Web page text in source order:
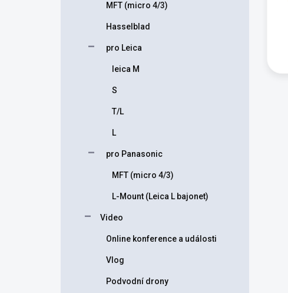
MFT (micro 4/3)
Hasselblad
pro Leica
leica M
S
T/L
L
pro Panasonic
MFT (micro 4/3)
L-Mount (Leica L bajonet)
Video
Online konference a události
Vlog
Podvodní drony